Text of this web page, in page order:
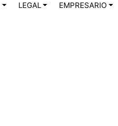
LEGAL EMPRESARIO